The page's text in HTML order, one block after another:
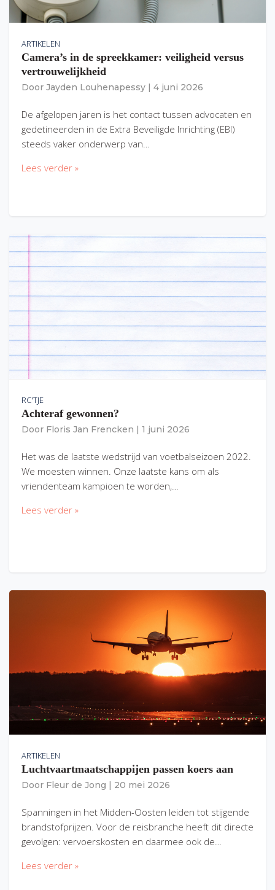
ARTIKELEN
Camera’s in de spreekkamer: veiligheid versus
vertrouwelijkheid
Door Jayden Louhenapessy 4 juni 2026
De afgelopen jaren is het contact tussen advocaten en
gedetineerden in de Extra Beveiligde Inrichting (EBI)
steeds vaker onderwerp van…
Lees verder »
RC'TJE
Achteraf gewonnen?
Door Floris Jan Frencken 1 juni 2026
Het was de laatste wedstrijd van voetbalseizoen 2022.
We moesten winnen. Onze laatste kans om als
vriendenteam kampioen te worden,…
Lees verder »
ARTIKELEN
Luchtvaartmaatschappijen passen koers aan
Door Fleur de Jong 20 mei 2026
Spanningen in het Midden-Oosten leiden tot stijgende
brandstofprijzen. Voor de reisbranche heeft dit directe
gevolgen: vervoerskosten en daarmee ook de…
Lees verder »